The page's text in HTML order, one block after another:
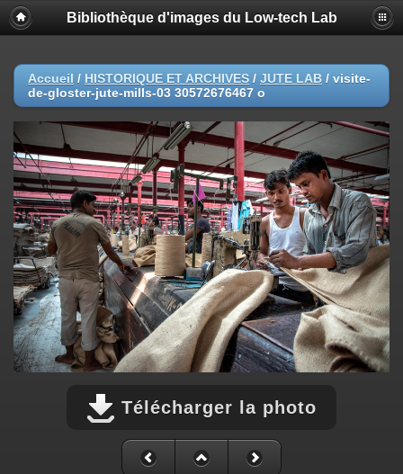
Bibliothèque d'images du Low-tech Lab
Accueil / HISTORIQUE ET ARCHIVES / JUTE LAB / visite-
de-gloster-jute-mills-03 30572676467 o
Télécharger la photo